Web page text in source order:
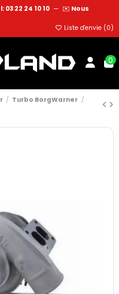
03 22 24 10 10 — ✉️ Nous
Liste d'envie (0)
0
Turbo BorgWarner